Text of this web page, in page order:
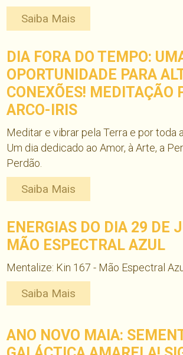
Saiba Mais
DIA FORA DO TEMPO:
OPORTUNIDADE PARA
CONEXÕES! MEDITAÇÃO
ARCO-IRIS
Meditar e vibrar pela Terra e por toda
Um dia dedicado ao Amor, à Arte, a
Perdão.
Saiba Mais
ENERGIAS DO DIA 29 DE
MÃO ESPECTRAL AZUL
Mentalize: Kin 167 - Mão Espectral
Saiba Mais
ANO NOVO MAIA: